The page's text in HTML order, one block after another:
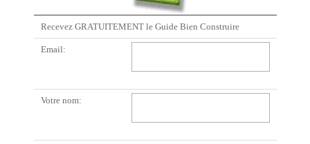
Recevez GRATUITEMENT le Guide Bien Construire
Email:
Votre nom: